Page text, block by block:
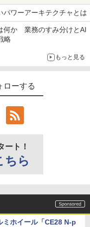
パワーアーキテクチャとは
何か 業務のすみ分けとAI
略
もっと見る
ローする
ート！
ちら
ミホイール「CE28 N-p